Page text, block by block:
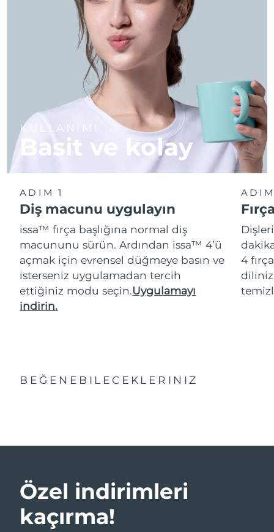
KULLANIMI
Basit ve kolay
ADIM 1
Diş macunu uygulayın
issa™ fırça başlığına normal diş
macununu sürün. Ardından issa™ 4’ü
açmak için evrensel düğmeye basın ve
isterseniz uygulamadan tercih
ettiğiniz modu seçin.Uygulamayı
indirin.
4
BEĞENEBILECEKLERINIZ
Özel indirimleri
kaçırma!